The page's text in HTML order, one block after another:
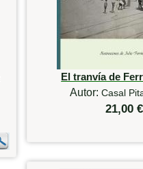
El tranvía de
Autor: Casal
21,00 €